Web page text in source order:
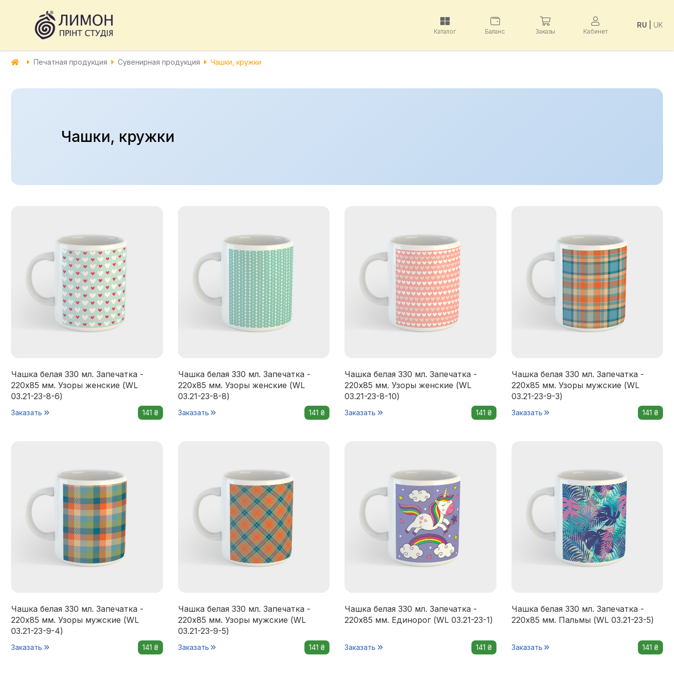
Каталог Баланс Заказы Кабинет
RU UK
Печатная продукция Сувенирная продукция Чашки, кружки
Чашки, кружки
Чашка белая 330 мл. Запечатка -
220x85 мм. Узоры женские (WL
03.21-23-8-6)
Заказать 141 ₴
Чашка белая 330 мл. Запечатка -
220x85 мм. Узоры женские (WL
03.21-23-8-8)
Заказать 141 ₴
Чашка белая 330 мл. Запечатка -
220x85 мм. Узоры женские (WL
03.21-23-8-10)
Заказать 141 ₴
Чашка белая 330 мл. Запечатка -
220x85 мм. Узоры мужские (WL
03.21-23-9-3)
Заказать 141 ₴
Чашка белая 330 мл. Запечатка -
220x85 мм. Узоры мужские (WL
03.21-23-9-4)
Заказать 141 ₴
Чашка белая 330 мл. Запечатка -
220x85 мм. Узоры мужские (WL
03.21-23-9-5)
Заказать 141 ₴
Чашка белая 330 мл. Запечатка -
220x85 мм. Единорог (WL 03.21-23-1)
Заказать 141 ₴
Чашка белая 330 мл. Запечатка -
220x85 мм. Пальмы (WL 03.21-23-5)
Заказать 141 ₴